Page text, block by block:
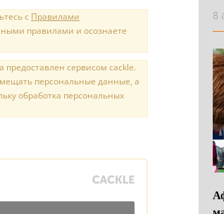
с Правилами
правилами и осознаете
сервисом cackle.
персональные данные, а
обработка персональных
8